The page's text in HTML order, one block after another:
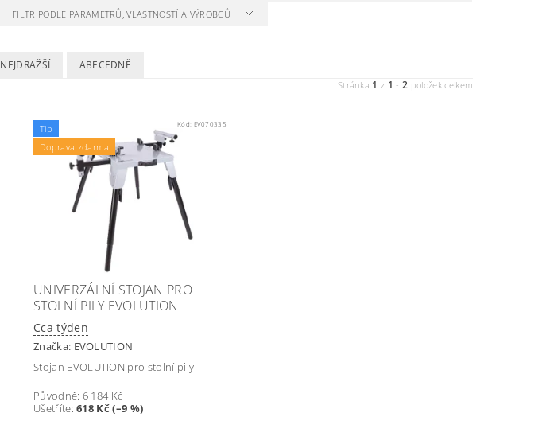
FILTR PODLE PARAMETRŮ, VLASTNOSTÍ A VÝROBCŮ
NEJDRAŽŠÍ ABECEDNĚ
Stránka 1 z 1 -2 položek celkem
Tip
Doprava zdarma
Kód: EV070335
UNIVERZÁLNÍ STOJAN PRO
STOLNÍ PILY EVOLUTION
Cca týden
Značka: EVOLUTION
Stojan EVOLUTION pro stolní pily
Původně: 6 184 Kč
Ušetříte:618 Kč (–9 %)